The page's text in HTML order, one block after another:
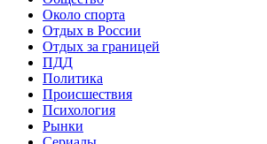
Около спорта
Отдых в России
Отдых за границей
ПДД
Политика
Происшествия
Психология
Рынки